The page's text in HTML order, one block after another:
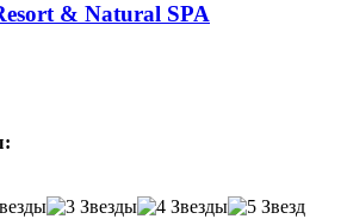
& Natural SPA